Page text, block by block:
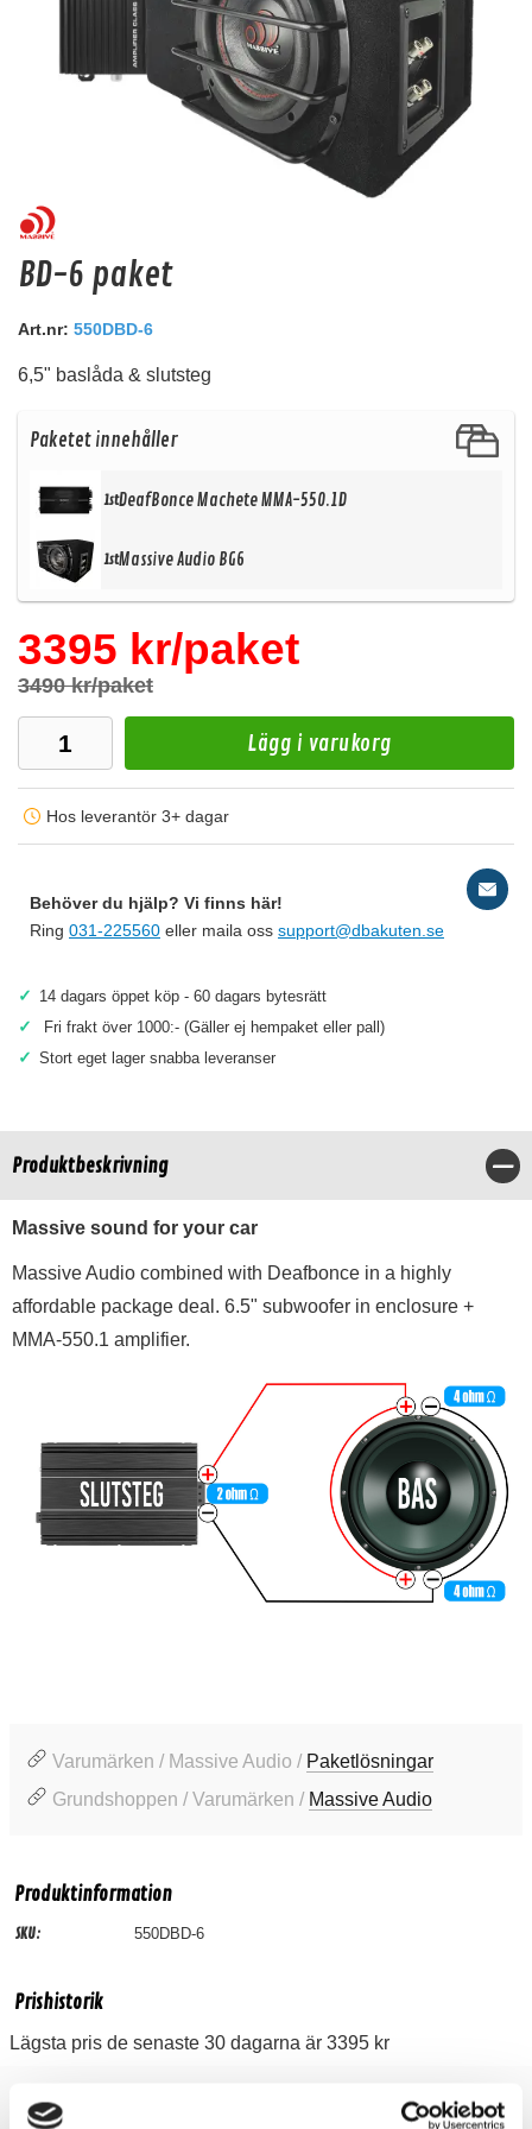
Audio System Z-EVO 1.25M EXT
OFC 1,25m förlängningskabel med RCA kontakter.
Snabblager 1-3 dagar
BD-6 paket
Art.nr: 550DBD-6
6,5" baslåda & slutsteg
Paketet innehåller
1stDeafBonce Machete MMA-550.1D
1stMassive Audio BG6
3395 kr/paket
3490 kr/paket
Lägg i varukorg
Hos leverantör 3+ dagar
Behöver du hjälp? Vi finns här!
Ring 031-225560 eller maila oss support@dbakuten.se
✓ 14 dagars öppet köp - 60 dagars bytesrätt
✓ Fri frakt över 1000:- (Gäller ej hempaket eller pall)
✓ Stort eget lager snabba leveranser
Produktbeskrivning
Massive sound for your car
Massive Audio combined with Deafbonce in a highly
affordable package deal. 6.5" subwoofer in enclosure +
MMA-550.1 amplifier.
Varumärken / Massive Audio / Paketlösningar
Grundshoppen / Varumärken / Massive Audio
Produktinformation
SKU: 550DBD-6
Prishistorik
Lägsta pris de senaste 30 dagarna är 3395 kr